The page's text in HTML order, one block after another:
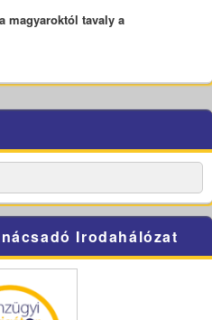
magyaroktól tavaly a
Irodahálózat